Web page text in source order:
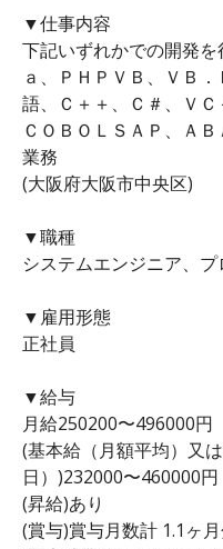
▼仕事内容
下記いずれかでの開発
ａ、ＰＨＰＶＢ、ＶＢ
語、Ｃ＋＋、Ｃ＃、Ｖ
ＣＯＢＯＬＳＡＰ、Ａ
業務
(大阪府大阪市中央区)
▼職種
システムエンジニア、
▼雇用形態
正社員
▼給与
月給250200〜496000円
(基本給（月額平均）又
日）)232000〜460000円
(昇給)あり
(賞与)賞与月数計 1.1ヶ月